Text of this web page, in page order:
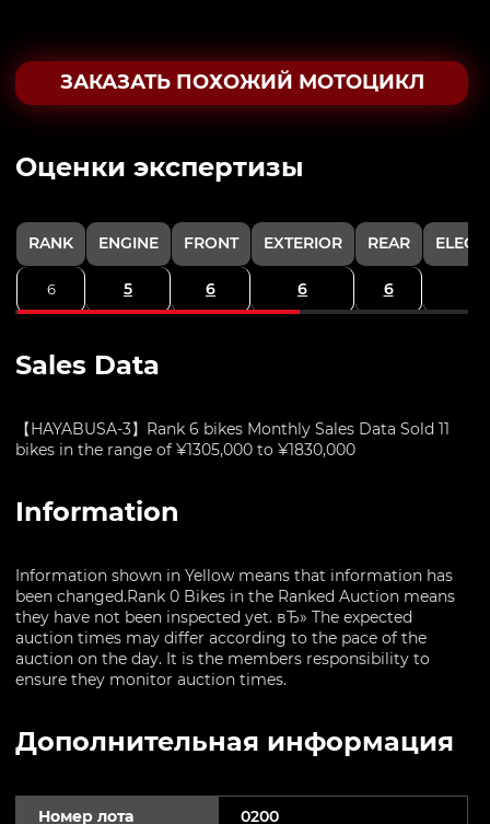
ЗАКАЗАТЬ ПОХОЖИЙ МОТОЦИКЛ
Oценки экспертизы
RANK ENGINE FRONT EXTERIOR REAR
6 5 6 6 6
Sales Data
【HAYABUSA-3】Rank 6 bikes Monthly Sales Data Sold 11
bikes in the range of ¥1305,000 to ¥1830,000
Information
Information shown in Yellow means that information has
been changed.Rank 0 Bikes in the Ranked Auction means
they have not been inspected yet. вЂ» The expected
auction times may differ according to the pace of the
auction on the day. It is the members responsibility to
ensure they monitor auction times.
Дополнительная информация
Номер лота 0200